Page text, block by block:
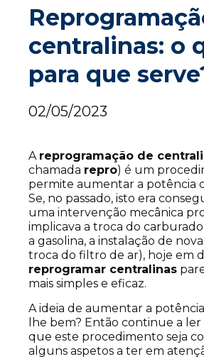
centralinas: o
para que
02/05/2023
A reprogramação de
chamada repro) é um
permite aumentar a potência
Se, no passado, isto era
uma intervenção mecânica
implicava a troca do
a gasolina, a instalação de
troca do filtro de ar), hoje em
reprogramar centralinas
mais simples e eficaz.
A ideia de aumentar a
lhe bem? Então continue a
que este procedimento seja
alguns aspetos a ter em